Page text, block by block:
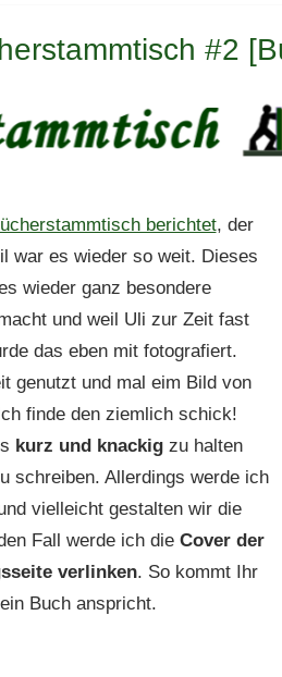
#2
berichtet, der
war es wieder so weit. Dieses
wieder ganz besondere
und weil Uli zur Zeit fast
das eben mit fotografiert.
genutzt und mal eim Bild von
finde den ziemlich schick!
kurz und knackigzu halten
schreiben. Allerdings werde ich
vielleicht gestalten wir die
Fall werde ich die Cover der
verlinken. So kommt Ihr
Buch anspricht.